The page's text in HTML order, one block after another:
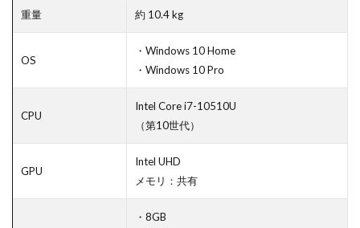
重量 約 10.4 kg
OS
・Windows 10 Home
・Windows 10 Pro
CPU
Intel Core i7-10510U
（第10世代）
GPU
Intel UHD
メモリ：共有
・8GB